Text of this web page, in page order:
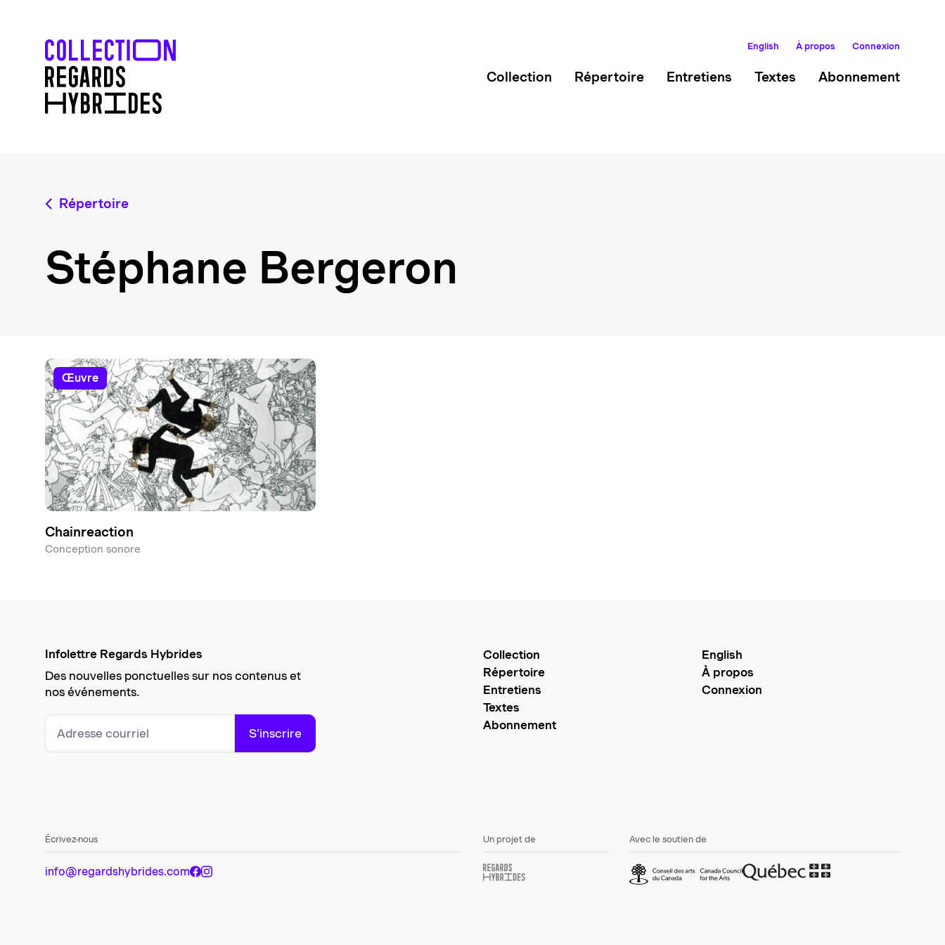
English À propos Connexion
Collection Répertoire Entretiens Textes Abonnement
Répertoire
Stéphane Bergeron
œuvre
Chainreaction
Conception sonore
Infolettre Regards Hybrides
Des nouvelles ponctuelles sur nos contenus et
nos événements.
S’inscrire
Collection
Répertoire
Entretiens
Textes
Abonnement
English
À propos
Connexion
Écrivez-nous
info@regardshybrides.com
Un projet de Avec le soutien de